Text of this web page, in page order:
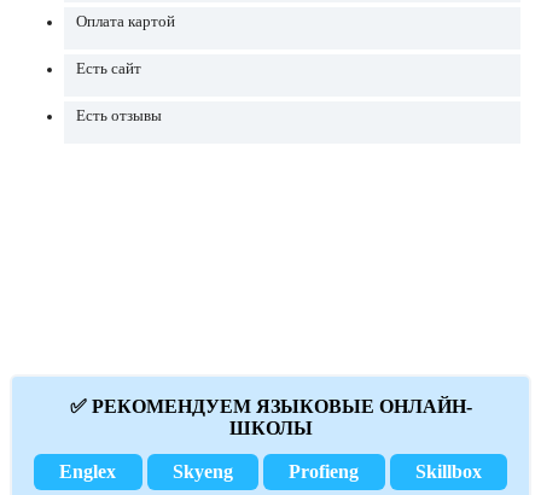
Оплата картой
Есть сайт
Есть отзывы
✅ РЕКОМЕНДУЕМ ЯЗЫКОВЫЕ ОНЛАЙН-
ШКОЛЫ
Englex Skyeng Profieng Skillbox